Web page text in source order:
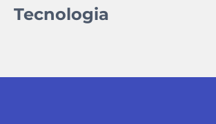
Tecnologia